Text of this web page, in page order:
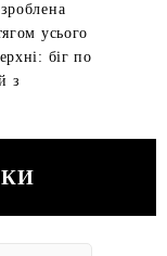
усього
біг по
з